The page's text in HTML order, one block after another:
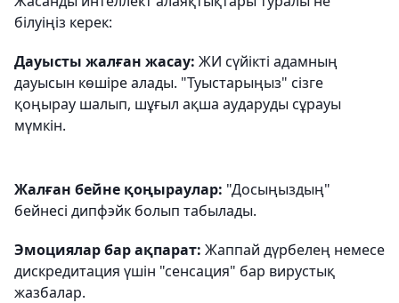
білуіңіз керек:
Дауысты жалған жасау: ЖИ сүйікті адамның
дауысын көшіре алады. "Туыстарыңыз" сізге
қоңырау шалып, шұғыл ақша аударуды сұрауы
мүмкін.
Жалған бейне қоңыраулар: "Досыңыздың"
бейнесі дипфэйк болып табылады.
Эмоциялар бар ақпарат: Жаппай дүрбелең немесе
дискредитация үшін "сенсация" бар вирустық
жазбалар.